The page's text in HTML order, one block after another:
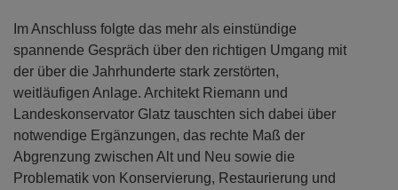
Im Anschluss folgte das mehr als einstündige
spannende Gespräch über den richtigen Umgang mit
der über die Jahrhunderte stark zerstörten,
weitläufigen Anlage. Architekt Riemann und
Landeskonservator Glatz tauschten sich dabei über
notwendige Ergänzungen, das rechte Maß der
Abgrenzung zwischen Alt und Neu sowie die
Problematik von Konservierung, Restaurierung und